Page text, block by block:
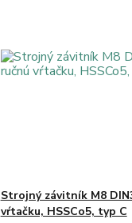
Strojný závitník M8
vŕtačku, HSSCo5, typ C